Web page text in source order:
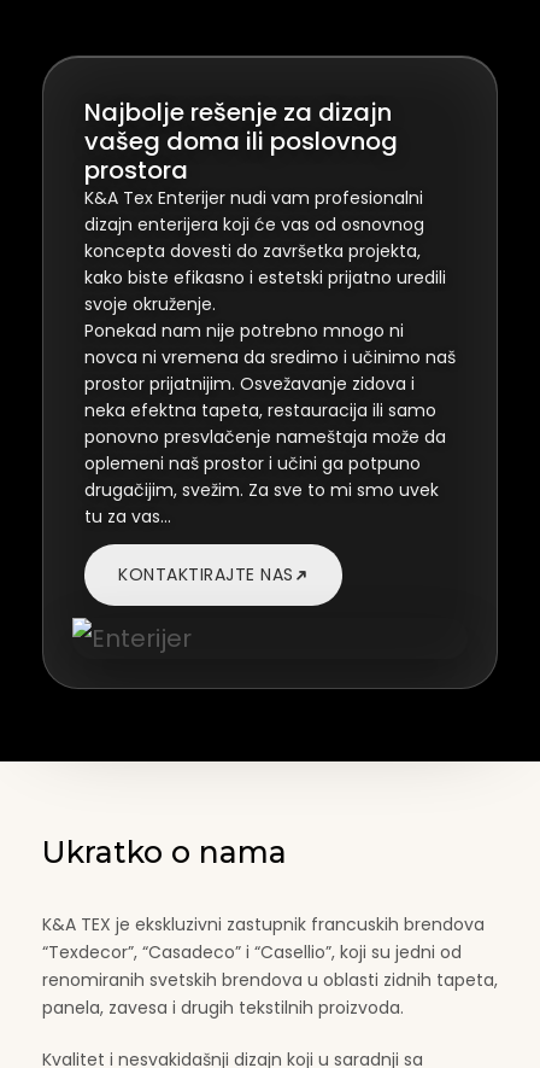
Najbolje rešenje za dizajn
vašeg doma ili poslovnog
prostora
K&A Tex Enterijer nudi vam profesionalni
dizajn enterijera koji će vas od osnovnog
koncepta dovesti do završetka projekta,
kako biste efikasno i estetski prijatno uredili
svoje okruženje.
Ponekad nam nije potrebno mnogo ni
novca ni vremena da sredimo i učinimo naš
prostor prijatnijim. Osvežavanje zidova i
neka efektna tapeta, restauracija ili samo
ponovno presvlačenje nameštaja može da
oplemeni naš prostor i učini ga potpuno
drugačijim, svežim. Za sve to mi smo uvek
tu za vas…
KONTAKTIRAJTE NAS➜
Ukratko o nama
K&A TEX je ekskluzivni zastupnik francuskih brendova
“Texdecor”, “Casadeco” i “Casellio”, koji su jedni od
renomiranih svetskih brendova u oblasti zidnih tapeta,
panela, zavesa i drugih tekstilnih proizvoda.
Kvalitet i nesvakidašnji dizajn koji u saradnji sa